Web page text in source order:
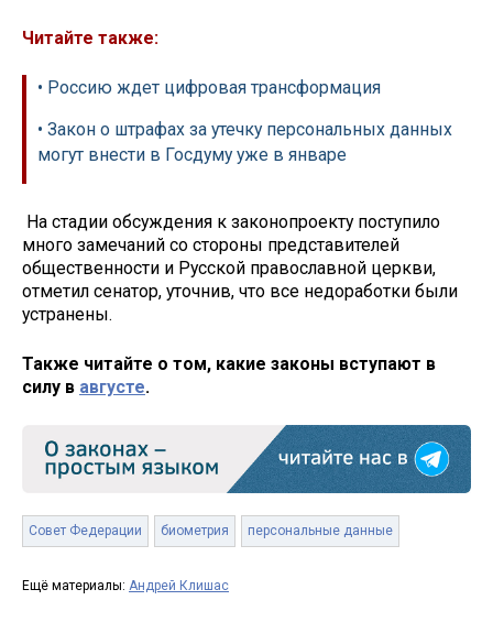
Читайте также:
• Россию ждет цифровая трансформация
• Закон о штрафах за утечку персональных данных
могут внести в Госдуму уже в январе
На стадии обсуждения к законопроекту поступило
много замечаний со стороны представителей
общественности и Русской православной церкви,
отметил сенатор, уточнив, что все недоработки были
устранены.
Также читайте о том, какие законы вступают в
силу в августе.
Совет Федерации биометрия персональные данные
Ещё материалы: Андрей Клишас